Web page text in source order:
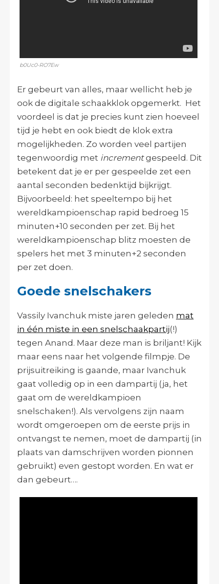
b0Uc0-RO7Ew
Er gebeurt van alles, maar wellicht heb je
ook de digitale schaakklok opgemerkt. Het
voordeel is dat je precies kunt zien hoeveel
tijd je hebt en ook biedt de klok extra
mogelijkheden. Zo worden veel partijen
tegenwoordig met incrementgespeeld. Dit
betekent dat je er per gespeelde zet een
aantal seconden bedenktijd bijkrijgt.
Bijvoorbeeld: het speeltempo bij het
wereldkampioenschap rapid bedroeg 15
minuten+10 seconden per zet. Bij het
wereldkampioenschap blitz moesten de
spelers het met 3 minuten+2 seconden
per zet doen.
Goede snelschakers
Vassily Ivanchuk miste jaren geleden mat
in één miste in een snelschaakpartij(!)
tegen Anand. Maar deze man is briljant! Kijk
maar eens naar het volgende filmpje. De
prijsuitreiking is gaande, maar Ivanchuk
gaat volledig op in een dampartij (ja, het
gaat om de wereldkampioen
snelschaken!). Als vervolgens zijn naam
wordt omgeroepen om de eerste prijs in
ontvangst te nemen, moet de dampartij (in
plaats van damschrijven worden pionnen
gebruikt) even gestopt worden. En wat er
dan gebeurt….